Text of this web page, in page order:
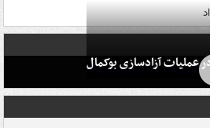
عملیات آزادسازی بوکمال